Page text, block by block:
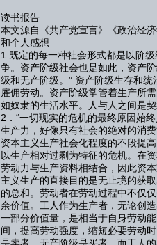
读书报告
本文源自《共产党宣言》《政治经
和个人感想
1.既定的每一种社会形式都是以阶
争。资产阶级社会也是如此，资产
级和无产阶级。” 资产阶级生存和
雇佣劳动。资产阶级掌管着生产所
如奴隶的生活水平。人与人之间是
2．“一切现实的危机的最终原因始
生产力，好像只有社会的绝对的消
资本主义生产社会化程度的不段提
以生产相对过剩为特征的危机。在
劳动力与生产资料相结合，因此资
主义生产的直接目的是无止境的获
的总和。劳动者在劳动过程中不仅
余价值。工人作为生产者，无论创
一部分价值量，是相当于自身劳动
间，提高劳动强度，缩短必要劳动
是卖者，无产阶级是买者，而工人